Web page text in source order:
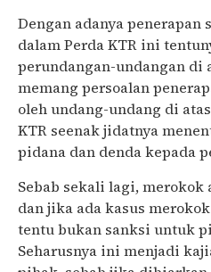
Dengan adanya
dalam Perda KTR ini
perundangan-undangan di
memang persoalan
oleh undang-undang di
KTR seenak jidatnya
pidana dan denda kepada
Sebab sekali lagi,
dan jika ada kasus
tentu bukan sanksi untuk
Seharusnya ini menjadi